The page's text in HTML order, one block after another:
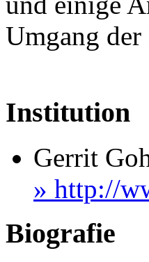
Umgang
Institution
Gerrit
» http://
Biografie